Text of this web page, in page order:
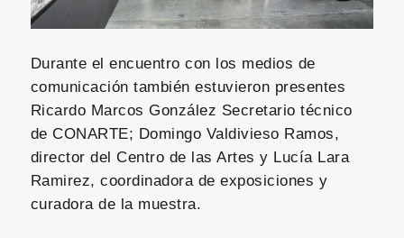
Durante el encuentro con los medios de
comunicación también estuvieron presentes
Ricardo Marcos González Secretario técnico
de CONARTE; Domingo Valdivieso Ramos,
director del Centro de las Artes y Lucía Lara
Ramirez, coordinadora de exposiciones y
curadora de la muestra.